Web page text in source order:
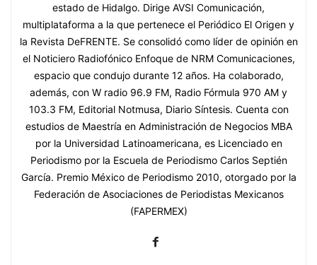
estado de Hidalgo. Dirige AVSI Comunicación,
multiplataforma a la que pertenece el Periódico El Origen y
la Revista DeFRENTE. Se consolidó como líder de opinión en
el Noticiero Radiofónico Enfoque de NRM Comunicaciones,
espacio que condujo durante 12 años. Ha colaborado,
además, con W radio 96.9 FM, Radio Fórmula 970 AM y
103.3 FM, Editorial Notmusa, Diario Síntesis. Cuenta con
estudios de Maestría en Administración de Negocios MBA
por la Universidad Latinoamericana, es Licenciado en
Periodismo por la Escuela de Periodismo Carlos Septién
García. Premio México de Periodismo 2010, otorgado por la
Federación de Asociaciones de Periodistas Mexicanos
(FAPERMEX)